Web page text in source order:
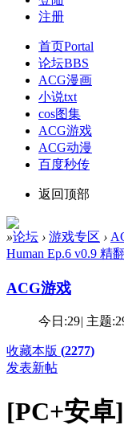
注册
首页Portal
论坛BBS
ACG漫画
小说txt
cos图集
ACG游戏
ACG动漫
百度秒传
返回顶部
»论坛 › 游戏专区 ›
Human Ep.6 v0.9 精
ACG游戏
今日:29| 主题:
收藏本版 (2277)
发表新帖
[PC+安